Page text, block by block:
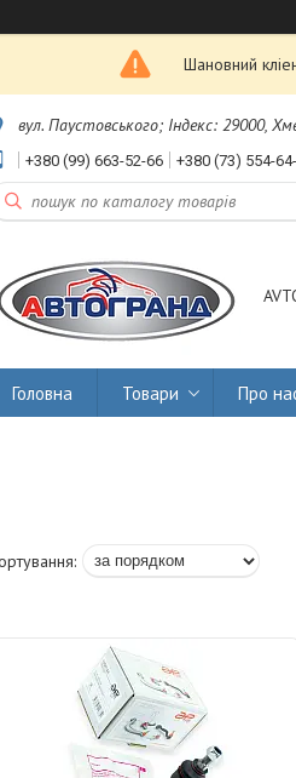
Шановний
вул. Паустовського; Індекс: 29000,
+380 (99) 663-52-66 +380 (73) 554-
Головна Товари Про